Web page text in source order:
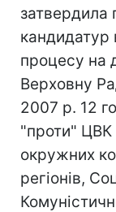
затвердила
кандидатур
процесу на
Верховну
2007 р. 12
"проти" ЦВК
окружних
регіонів,